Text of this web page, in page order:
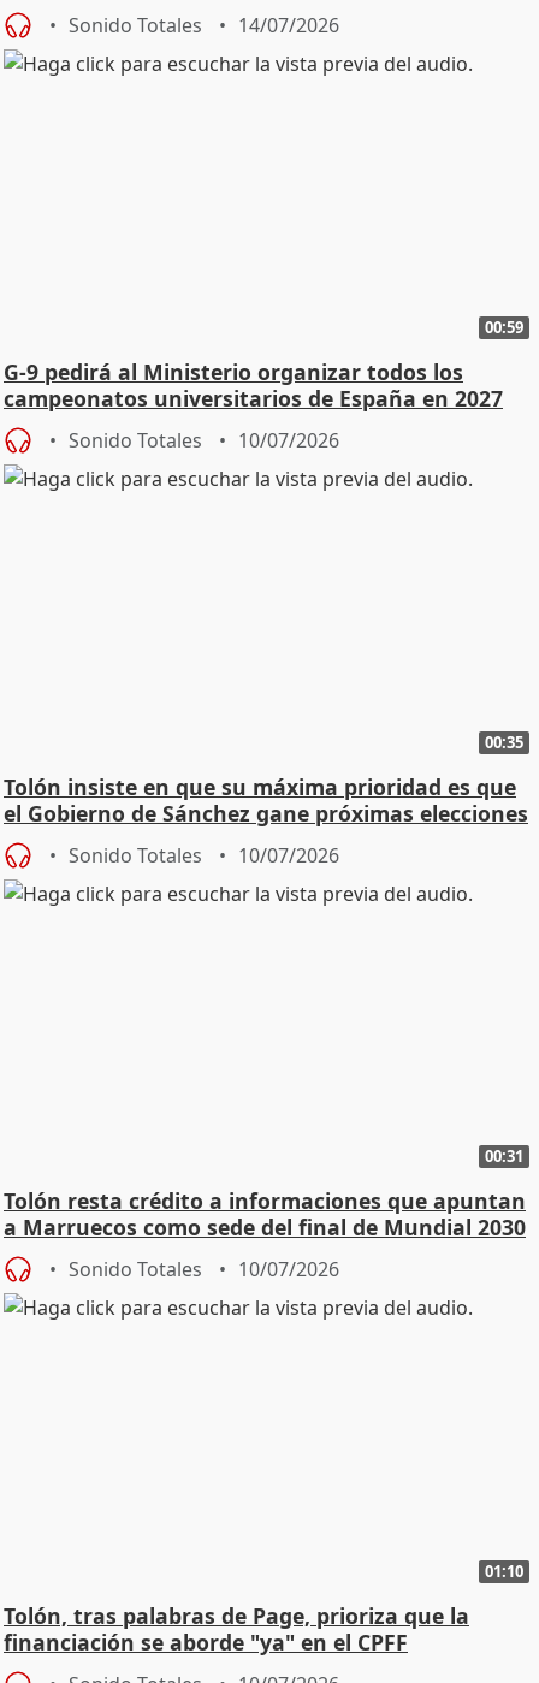
Sonido Totales 14/07/2026
00:59
G-9 pedirá al Ministerio organizar todos los
campeonatos universitarios de España en 2027
Sonido Totales 10/07/2026
00:35
Tolón insiste en que su máxima prioridad es que
el Gobierno de Sánchez gane próximas elecciones
Sonido Totales 10/07/2026
00:31
Tolón resta crédito a informaciones que apuntan
a Marruecos como sede del final de Mundial 2030
Sonido Totales 10/07/2026
01:10
Tolón, tras palabras de Page, prioriza que la
financiación se aborde "ya" en el CPFF